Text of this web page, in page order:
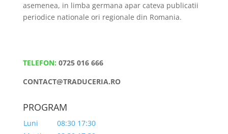
asemenea, in limba germana apar cateva publicatii
periodice nationale ori regionale din Romania.
TELEFON: 0725 016 666
CONTACT@TRADUCERIA.RO
PROGRAM
Luni
08:30 17:30